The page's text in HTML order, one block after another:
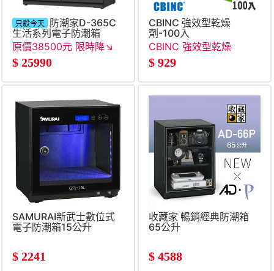
只殺今天
防潮家D-365C
生活系列電子防潮箱
(365L)
原價38500元 限時降↘
●
$ 25990
CBINC 強效型乾燥
劑-100入
CBINC 強效型乾燥
劑-100入
$ 929
SAMURAI新武士數位式
電子防潮箱15公升
$ 2241
收藏家 暢銷經典防潮箱
65公升
$ 4588